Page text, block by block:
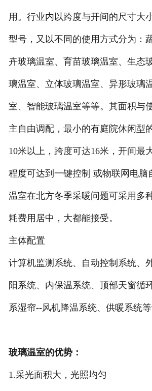
用。行业内以跨度与开间的尺寸大
型号，又以不同的使用方式分为：
卉玻璃温室、育苗玻璃温室、生态
璃温室、立体玻璃温室、异形玻璃
室、智能玻璃温室等等。其面积与
主自由调配，最小的有庭院休闲型
10米以上，跨度可达16米，开间最
程度可达到一键控制 或物联网电脑
温室在北方冬季采暖问题可采用多
耗费用居中，大都能接受。
主体配置
计算机监测系统、自动控制系统、
阳系统、内保温系统、顶部天窗循
系湿帘--风机降温系统、供暖系统等
玻璃温室的优势：
1.采光面积大，光照均匀